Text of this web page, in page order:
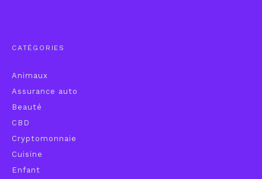
CATÉGORIES
Animaux
Assurance auto
Beauté
CBD
Cryptomonnaie
Cuisine
Enfant